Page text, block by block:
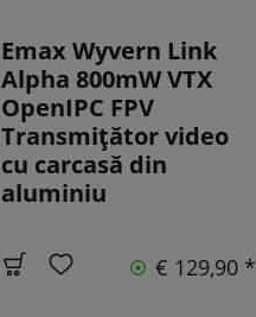
Emax Wyvern Link
Alpha 800mW VTX
OpenIPC FPV
Transmițător video
cu carcasă din
aluminiu
€ 129,90 *